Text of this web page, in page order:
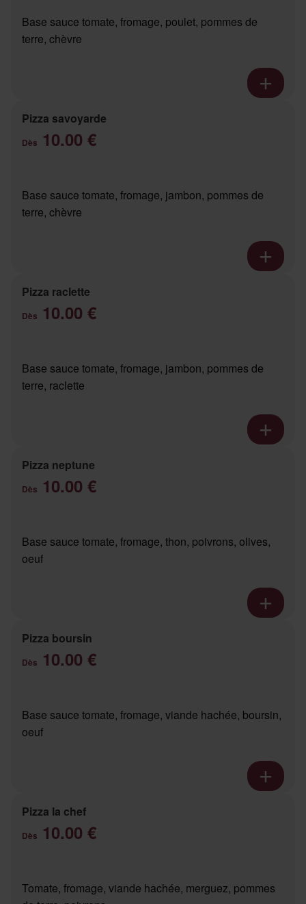
Base sauce tomate, fromage, poulet, pommes de
terre, chèvre
Pizza savoyarde
Dès 10.00 €
Base sauce tomate, fromage, jambon, pommes de
terre, chèvre
Pizza raclette
Dès 10.00 €
Base sauce tomate, fromage, jambon, pommes de
terre, raclette
Pizza neptune
Dès 10.00 €
Base sauce tomate, fromage, thon, poivrons, olives,
oeuf
Pizza boursin
Dès 10.00 €
Base sauce tomate, fromage, viande hachée, boursin,
oeuf
Pizza la chef
Dès 10.00 €
Tomate, fromage, viande hachée, merguez, pommes